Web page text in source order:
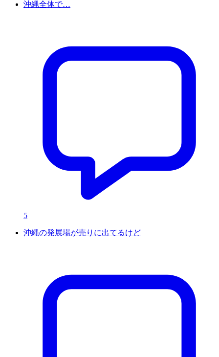
沖縄全体で…
5
沖縄の発展場が売りに出てるけど